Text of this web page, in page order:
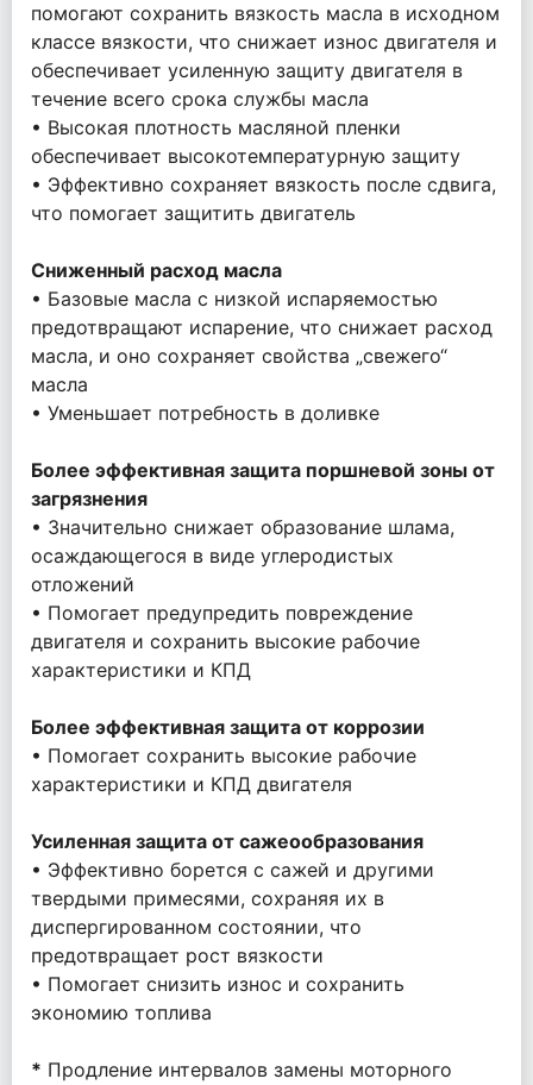
помогают сохранить вязкость масла в исходном
классе вязкости, что снижает износ двигателя и
обеспечивает усиленную защиту двигателя в
течение всего срока службы масла
• Высокая плотность масляной пленки
обеспечивает высокотемпературную защиту
• Эффективно сохраняет вязкость после сдвига,
что помогает защитить двигатель
Сниженный расход масла
• Базовые масла с низкой испаряемостью
предотвращают испарение, что снижает расход
масла, и оно сохраняет свойства „свежего“
масла
• Уменьшает потребность в доливке
Более эффективная защита поршневой зоны от
загрязнения
• Значительно снижает образование шлама,
осаждающегося в виде углеродистых
отложений
• Помогает предупредить повреждение
двигателя и сохранить высокие рабочие
характеристики и КПД
Более эффективная защита от коррозии
• Помогает сохранить высокие рабочие
характеристики и КПД двигателя
Усиленная защита от сажеообразования
• Эффективно борется с сажей и другими
твердыми примесями, сохраняя их в
диспергированном состоянии, что
предотвращает рост вязкости
• Помогает снизить износ и сохранить
экономию топлива
* Продление интервалов замены моторного